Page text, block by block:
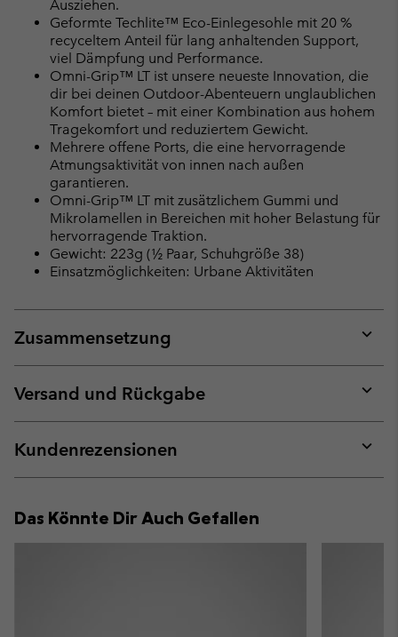
Ausziehen.
Geformte Techlite™ Eco-Einlegesohle mit 20 %
recyceltem Anteil für lang anhaltenden Support,
viel Dämpfung und Performance.
Omni-Grip™ LT ist unsere neueste Innovation, die
dir bei deinen Outdoor-Abenteuern unglaublichen
Komfort bietet – mit einer Kombination aus hohem
Tragekomfort und reduziertem Gewicht.
Mehrere offene Ports, die eine hervorragende
Atmungsaktivität von innen nach außen
garantieren.
Omni-Grip™ LT mit zusätzlichem Gummi und
Mikrolamellen in Bereichen mit hoher Belastung für
hervorragende Traktion.
Gewicht: 223g (½ Paar, Schuhgröße 38)
Einsatzmöglichkeiten: Urbane Aktivitäten
Zusammensetzung
or
Versand und Rückgabe
or
Kundenrezensionen
or
Das Könnte Dir Auch Gefallen